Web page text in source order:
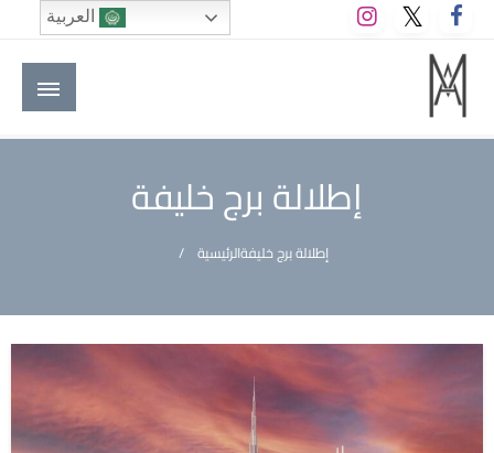
التخطي
إلى
المحتوى
M A hotels | إم ايه هوتيلز
الموقع الأول للعاملين في الفنادق في العالم العربي
إطلالة برج خليفة
الرئيسيةإطلالة برج خليفة
العربية